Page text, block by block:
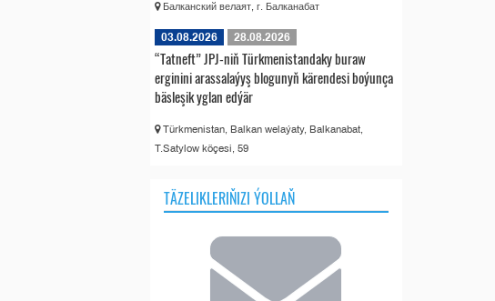
Балканский велаят, г. Балканабат
03.08.2026 28.08.2026
“Tatneft” JPJ-niň Türkmenistandaky buraw
erginini arassalaýyş blogunyň kärendesi boýunça
bäsleşik yglan edýär
Türkmenistan, Balkan welaýaty, Balkanabat,
T.Satylow köçesi, 59
TÄZELIKLERIŇIZI ÝOLLAŇ